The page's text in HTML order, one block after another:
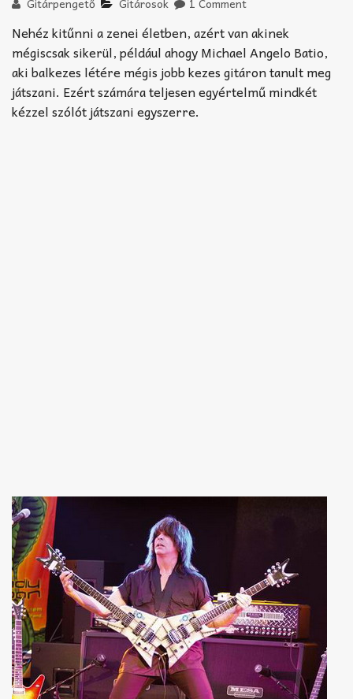
TABok
Improvizáció
Nehéz kitűnni a zenei életben, azért van akinek
mégiscsak sikerül, például ahogy Michael Angelo Batio,
aki balkezes létére mégis jobb kezes gitáron tanult meg
játszani. Ezért számára teljesen egyértelmű mindkét
kézzel szólót játszani egyszerre.